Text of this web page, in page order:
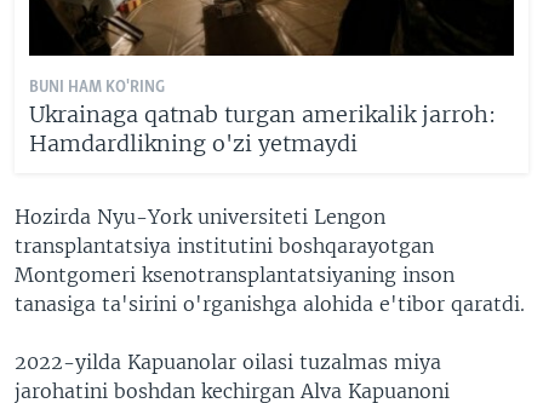
BUNI HAM KO'RING
Ukrainaga qatnab turgan amerikalik jarroh:
Hamdardlikning o'zi yetmaydi
Hozirda Nyu-York universiteti Lengon
transplantatsiya institutini boshqarayotgan
Montgomeri ksenotransplantatsiyaning inson
tanasiga ta'sirini o'rganishga alohida e'tibor qaratdi.
2022-yilda Kapuanolar oilasi tuzalmas miya
jarohatini boshdan kechirgan Alva Kapuanoni